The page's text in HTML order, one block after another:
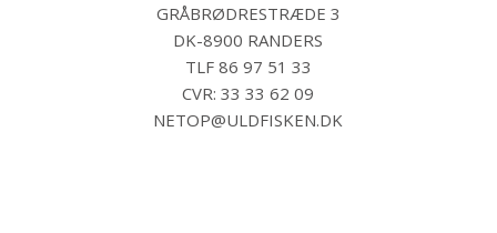
GRÅBRØDRESTRÆDE 3
DK-8900 RANDERS
TLF 86 97 51 33
CVR: 33 33 62 09
NETOP@ULDFISKEN.DK